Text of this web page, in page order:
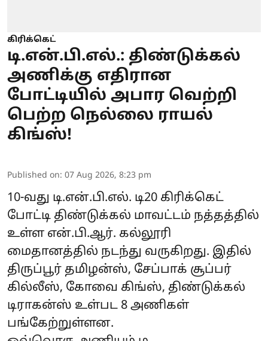
கிரிக்கெட்
டி.என்.பி.எல்.: திண்டுக்கல்
அணிக்கு எதிரான
போட்டியில் அபார வெற்றி
பெற்ற நெல்லை ராயல்
கிங்ஸ்!
Published on: 07 Aug 2026, 8:23 pm
10-வது டி.என்.பி.எல். டி20 கிரிக்கெட்
போட்டி திண்டுக்கல் மாவட்டம் நத்தத்தில்
உள்ள என்.பி.ஆர். கல்லூரி
மைதானத்தில் நடந்து வருகிறது. இதில்
திருப்பூர் தமிழன்ஸ், சேப்பாக் சூப்பர்
கில்லீஸ், கோவை கிங்ஸ், திண்டுக்கல்
டிராகன்ஸ் உள்பட 8 அணிகள்
பங்கேற்றுள்ளன.